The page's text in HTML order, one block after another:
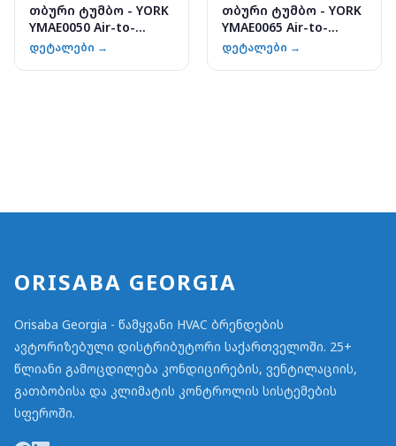
თბური ტუმბო - YORK
YMAE0050 Air-to-
Water
დეტალები →
თბური ტუმბო - YORK
YMAE0065 Air-to-
Water
დეტალები →
ORISABA GEORGIA
Orisaba Georgia - წამყვანი HVAC ბრენდების
ავტორიზებული დისტრიბუტორი საქართველოში. 25+
წლიანი გამოცდილება კონდიცირების, ვენტილაციის,
გათბობისა და კლიმატის კონტროლის სისტემების
სფეროში.